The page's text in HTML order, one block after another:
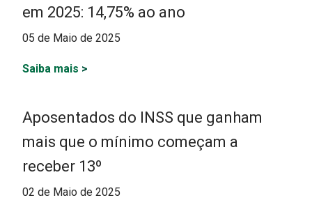
em 2025: 14,75% ao ano
05 de Maio de 2025
Saiba mais >
Aposentados do INSS que ganham
mais que o mínimo começam a
receber 13º
02 de Maio de 2025